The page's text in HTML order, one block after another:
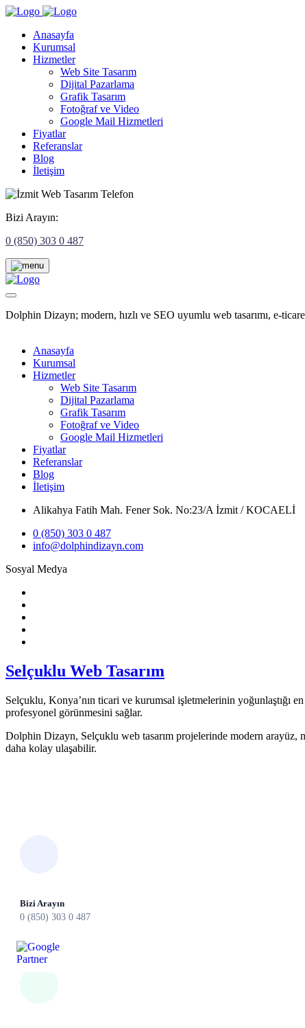
Anasayfa
Kurumsal
Hizmetler
Web Site Tasarım
Dijital Pazarlama
Grafik Tasarım
Fotoğraf ve Video
Google Mail Hizmetleri
Fiyatlar
Referanslar
Blog
İletişim
Bizi Arayın:
0 (850) 303 0 487
Dolphin Dizayn; modern, hızlı ve SEO uyumlu web tasarımı, e-
Anasayfa
Kurumsal
Hizmetler
Web Site Tasarım
Dijital Pazarlama
Grafik Tasarım
Fotoğraf ve Video
Google Mail Hizmetleri
Fiyatlar
Referanslar
Blog
İletişim
Alikahya Fatih Mah. Fener Sok. No:23/A İzmit / KOCAELİ
0 (850) 303 0 487
info@dolphindizayn.com
Sosyal Medya
Selçuklu Web Tasarım
Selçuklu, Konya’nın ticari ve kurumsal işletmelerinin yoğunlaştığı
profesyonel görünmesini sağlar.
Dolphin Dizayn, Selçuklu web tasarım projelerinde modern
daha kolay ulaşabilir.
Bizi Arayın
0 (850) 303 0 487